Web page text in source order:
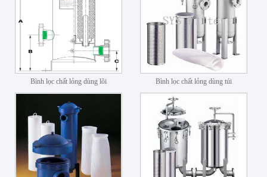
Bình lọc chất lỏng dùng lõi Bình lọc chất lỏng dùng túi